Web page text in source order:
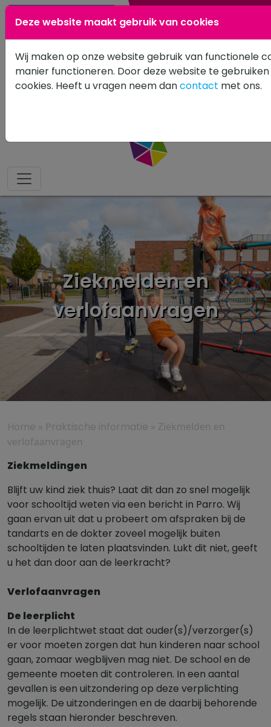
0183 601502
Ziekmelden en
verlofaanvragen
Home » Praktische informatie » Ziekmelden en
verlofaanvragen
Ziekmeldingen
Blijft uw kind ziek thuis? Laat dit dan zo snel mogelijk
voor schooltijd weten via een bericht in Parro. Wij
gaan ervan uit dat u probeert om afspraken bij de
tandarts en de dokter zoveel mogelijk buiten
schooltijden te laten plaatsvinden. Lukt dit niet, geeft
u het dan door aan de leerkracht?
Verlofaanvragen
De leerplicht
In de leerplichtwet staat dat ouder(s)/verzorger(s)
er voor moeten zorgen dat hun kinderen naar school
gaan, zomaar wegblijven mag niet. De school en de
gemeente moeten dit controleren. In een aantal
gevallen is een uitzondering op deze verplichting
mogelijk. De uitzonderingen en de daarbij behorende
regels staan hieronder beschreven.
Deze website maakt gebruik van cookies
Wij maken op onze website gebruik van functionele
manier functioneren. Door deze website te
cookies. Heeft u vragen neem dancontact met ons.